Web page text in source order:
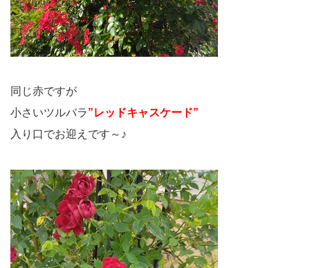
同じ赤ですが
小さいツルバラ”レッドキャスケード”
入り口でお迎えです～♪